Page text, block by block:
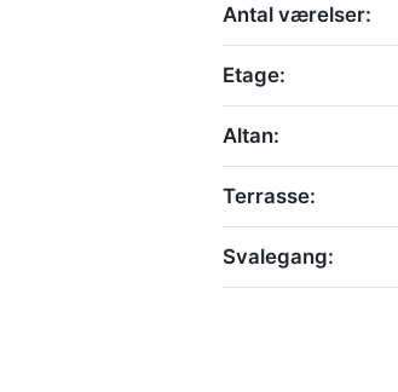
Antal værelser:
Etage:
Altan:
Terrasse:
Svalegang: